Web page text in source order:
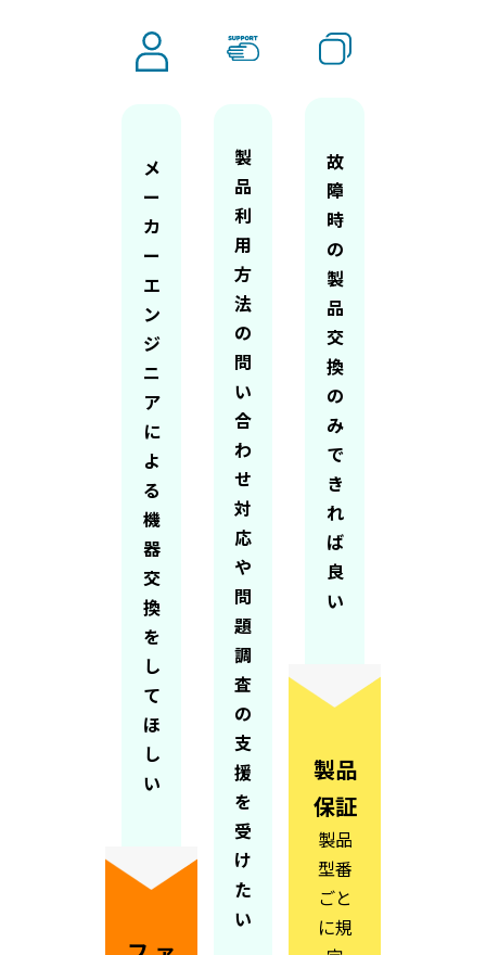
メ
ー
カ
ー
エ
ン
ジ
ニ
ア
に
よ
る
機
器
交
換
を
し
て
ほ
し
い
製
品
利
用
方
法
の
問
い
合
わ
せ
対
応
や
問
題
調
査
の
支
援
を
受
け
た
い
故
障
時
の
製
品
交
換
の
み
で
き
れ
ば
良
い
製品
保証
製品
型番
ごと
に規